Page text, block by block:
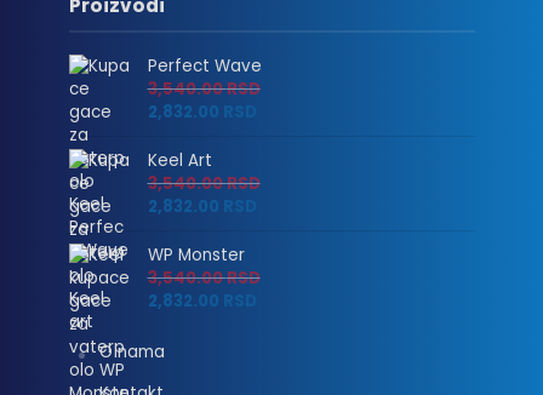
Proizvodi
Perfect Wave
3,540.00RSD
2,832.00 RSD
Keel Art
3,540.00RSD
2,832.00 RSD
WP Monster
3,540.00RSD
2,832.00 RSD
O nama